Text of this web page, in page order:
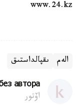
www.24.kz
الەم ىقپالداستىق
автора
اۆتور